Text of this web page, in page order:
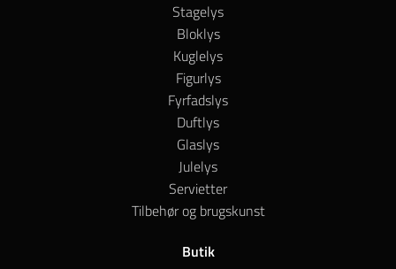
Stagelys
Bloklys
Kuglelys
Figurlys
Fyrfadslys
Duftlys
Glaslys
Julelys
Servietter
Tilbehør og brugskunst
Butik